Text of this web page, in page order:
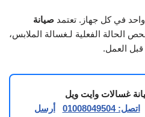
في كل جهاز. تعتمد صيانة
الحالة الفعلية لـغسالة الملابس،
قبل العمل.
غسالات وايت ويل
اتصل: 01008049504
أرسل